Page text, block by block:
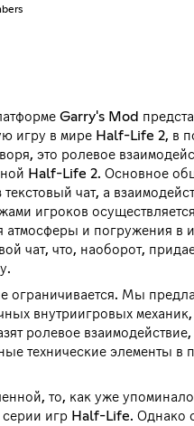
Garry's Mod
игру в мире Half-Life 2, в
это ролевое
Half-Life 2. Основное
чат, а
игроков
и погружения в
чат, что, наоборот,
ограничивается. Мы
внутриигровых
ролевое
технические элементы в
то, как уже
игр Half-Life. Однако